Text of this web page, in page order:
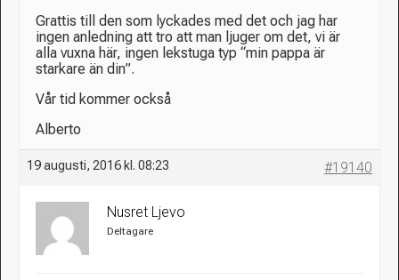
Grattis till den som lyckades med det och jag har
ingen anledning att tro att man ljuger om det, vi är
alla vuxna här, ingen lekstuga typ “min pappa är
starkare än din”.
Vår tid kommer också
Alberto
19 augusti, 2016 kl. 08:23 #19140
Nusret Ljevo
Deltagare